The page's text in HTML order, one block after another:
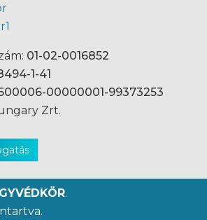
01-02-0016852
1-41
00000001-99373253
Zrt.
.